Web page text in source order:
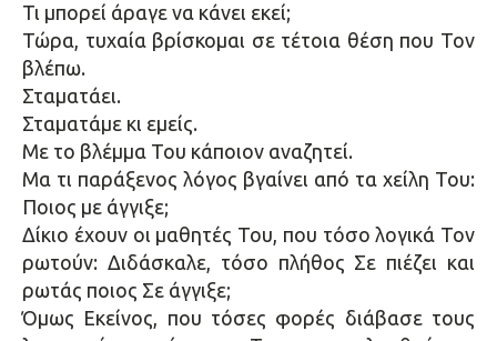
Τι μπορεί άραγε να κάνει εκεί;
Τώρα, τυχαία βρίσκομαι σε τέτοια θέση που Τον
βλέπω.
Σταματάει.
Σταματάμε κι εμείς.
Με το βλέμμα Του κάποιον αναζητεί.
Μα τι παράξενος λόγος βγαίνει από τα χείλη Του:
Ποιος με άγγιξε;
Δίκιο έχουν οι μαθητές Του, που τόσο λογικά Τον
ρωτούν: Διδάσκαλε, τόσο πλήθος Σε πιέζει και
ρωτάς ποιος Σε άγγιξε;
Όμως Εκείνος, που τόσες φορές διάβασε τους